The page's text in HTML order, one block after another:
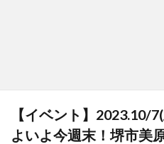
【イベント】
よいよ今週末！堺市美